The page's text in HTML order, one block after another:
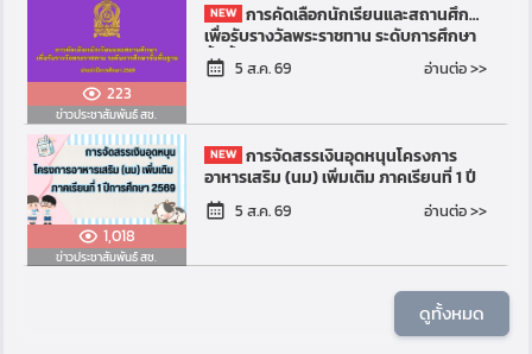
223
ข่าวประชาสัมพันธ์ สช.
การคัดเลือกนักเรียนและสถานศึกษา
เพื่อรับรางวัลพระราชทาน ระดับการศึกษา
ขั้นพื้นฐาน ประจำปีการศึกษา 2569
5 ส.ค. 69 อ่านต่อ >>
1,018
ข่าวประชาสัมพันธ์ สช.
การจัดสรรเงินอุดหนุนโครงการ
อาหารเสริม (นม) เพิ่มเติม ภาคเรียนที่ 1 ปี
การศึกษา 2569
5 ส.ค. 69 อ่านต่อ >>
ดูทั้งหมด